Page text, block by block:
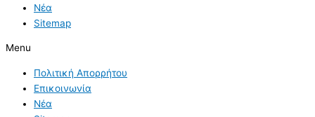
Νέα
Sitemap
Menu
Πολιτική Απορρήτου
Επικοινωνία
Νέα